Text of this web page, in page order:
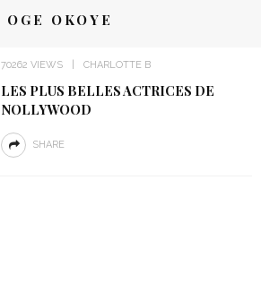
OGE OKOYE
70262 VIEWS CHARLOTTE B
LES PLUS BELLES ACTRICES DE
NOLLYWOOD
SHARE